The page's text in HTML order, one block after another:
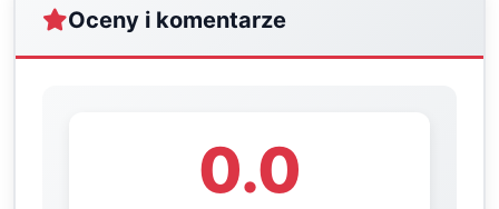
Oceny i komentarze
0.0